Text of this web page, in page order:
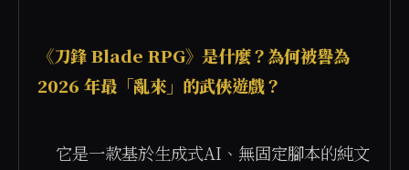
《刀鋒 Blade RPG》是什麼？為何被譽為
2026 年最「亂來」的武俠遊戲？